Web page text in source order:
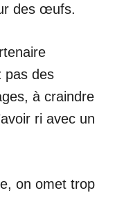
des œufs.
pas des
à craindre
ri avec un
on omet trop